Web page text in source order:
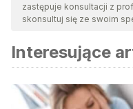
zastępuje konsultacji z
skonsultuj się ze swoim
Interesujące